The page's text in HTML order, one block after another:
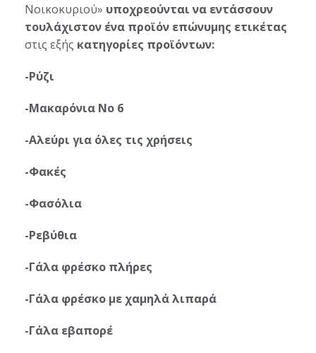
Νοικοκυριού» υποχρεούνται να εντάσσουν
τουλάχιστον ένα προϊόν επώνυμης ετικέτας
στις εξής κατηγορίες προϊόντων:
-Ρύζι
-Μακαρόνια Νο 6
-Αλεύρι για όλες τις χρήσεις
-Φακές
-Φασόλια
-Ρεβύθια
-Γάλα φρέσκο πλήρες
-Γάλα φρέσκο με χαμηλά λιπαρά
-Γάλα εβαπορέ